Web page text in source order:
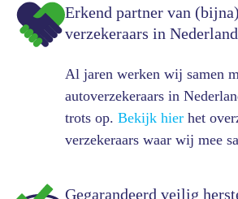
Erkend partner van
verzekeraars in Nederland
Al jaren werken wij samen
autoverzekeraars in
trots op. Bekijk hier het
verzekeraars waar wij mee
Gegarandeerd veilig